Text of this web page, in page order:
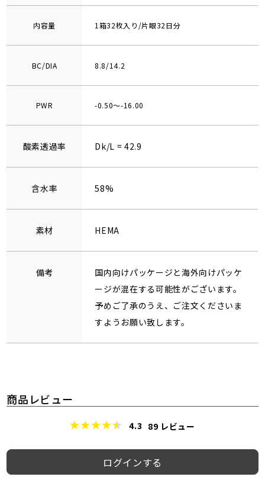
内容量 1箱32枚入り/片眼32日分
BC/DIA 8.8/14.2
PWR -0.50～-16.00
酸素透過率 Dk/L = 42.9
含水率 58%
素材 HEMA
備考
国内向けパッケージと海外向けパッケ
ージが混在する可能性がございます。
予めご了承のうえ、ご注文くださいま
すようお願い致します。
商品レビュー
4.3 89 レビュー
ログインする